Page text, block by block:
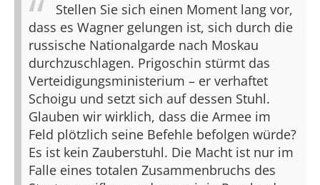
Stellen Sie sich einen Moment lang vor,
dass es Wagner gelungen ist, sich durch die
russische Nationalgarde nach Moskau
durchzuschlagen. Prigoschin stürmt das
Verteidigungsministerium – er verhaftet
Schoigu und setzt sich auf dessen Stuhl.
Glauben wir wirklich, dass die Armee im
Feld plötzlich seine Befehle befolgen würde?
Es ist kein Zauberstuhl. Die Macht ist nur im
Falle eines totalen Zusammenbruchs des